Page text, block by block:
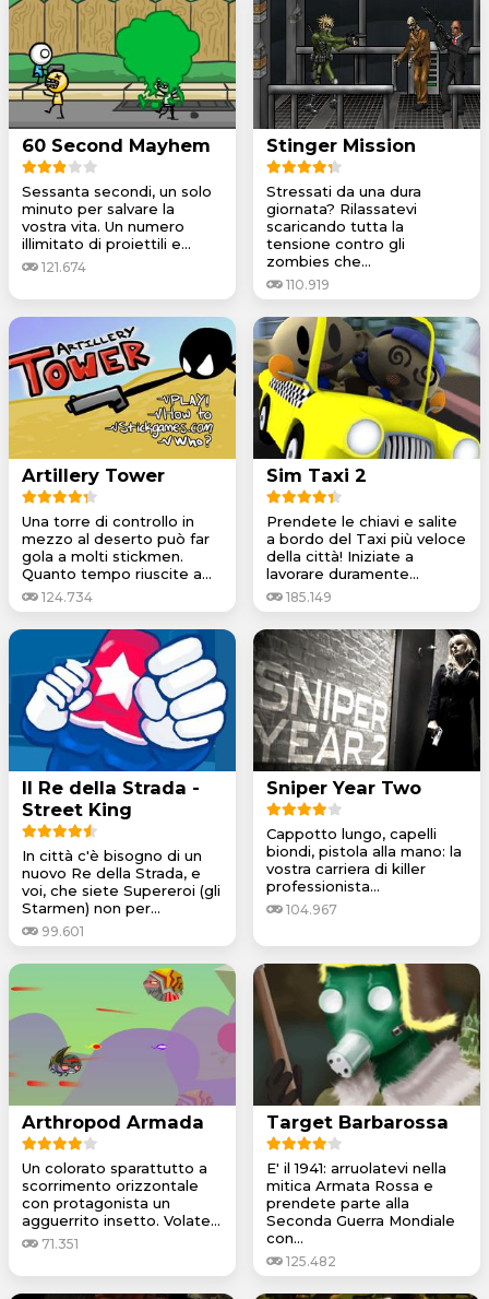
60 Second Mayhem
Sessanta secondi, un solo
minuto per salvare la
vostra vita. Un numero
illimitato di proiettili e...
121.674
Stinger Mission
Stressati da una dura
giornata? Rilassatevi
scaricando tutta la
tensione contro gli
zombies che...
110.919
Artillery Tower
Una torre di controllo in
mezzo al deserto può far
gola a molti stickmen.
Quanto tempo riuscite a...
124.734
Sim Taxi 2
Prendete le chiavi e salite
a bordo del Taxi più veloce
della città! Iniziate a
lavorare duramente...
185.149
Il Re della Strada -
Street King
In città c'è bisogno di un
nuovo Re della Strada, e
voi, che siete Supereroi (gli
Starmen) non per...
99.601
Sniper Year Two
Cappotto lungo, capelli
biondi, pistola alla mano: la
vostra carriera di killer
professionista...
104.967
Arthropod Armada
Un colorato sparattutto a
scorrimento orizzontale
con protagonista un
agguerrito insetto. Volate...
71.351
Target Barbarossa
E' il 1941: arruolatevi nella
mitica Armata Rossa e
prendete parte alla
Seconda Guerra Mondiale
con...
125.482